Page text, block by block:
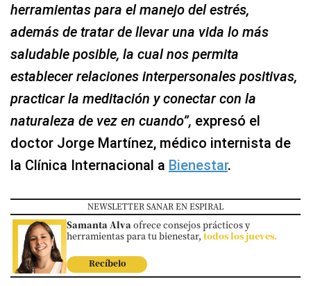
herramientas para el manejo del estrés,
además de tratar de llevar una vida lo más
saludable posible, la cual nos permita
establecer relaciones interpersonales positivas,
practicar la meditación y conectar con la
naturaleza de vez en cuando”, expresó el
doctor Jorge Martínez, médico internista de
la Clínica Internacional a Bienestar.
NEWSLETTER SANAR EN ESPIRAL
Samanta Alva ofrece consejos prácticos y
herramientas para tu bienestar,todos los jueves.
Recíbelo